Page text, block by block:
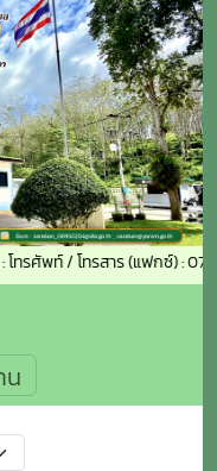
ศัพท์ / โทรสาร (แฟกซ์) :
น